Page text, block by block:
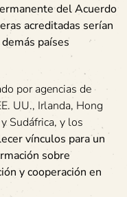
del Acuerdo
acreditadas serían
países
por agencias de
UU., Irlanda, Hong
Sudáfrica, y los
vínculos para un
sobre
y cooperación en